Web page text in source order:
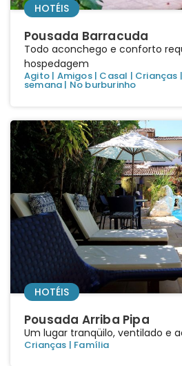
HOTÉIS
Pousada Barracuda
Todo aconchego e conforto
hospedagem
Agito | Amigos| Casal | Crianças |
semana | No burburinho
HOTÉIS
Pousada Arriba Pipa
Um lugar tranqüilo, ventilado e
Crianças | Família